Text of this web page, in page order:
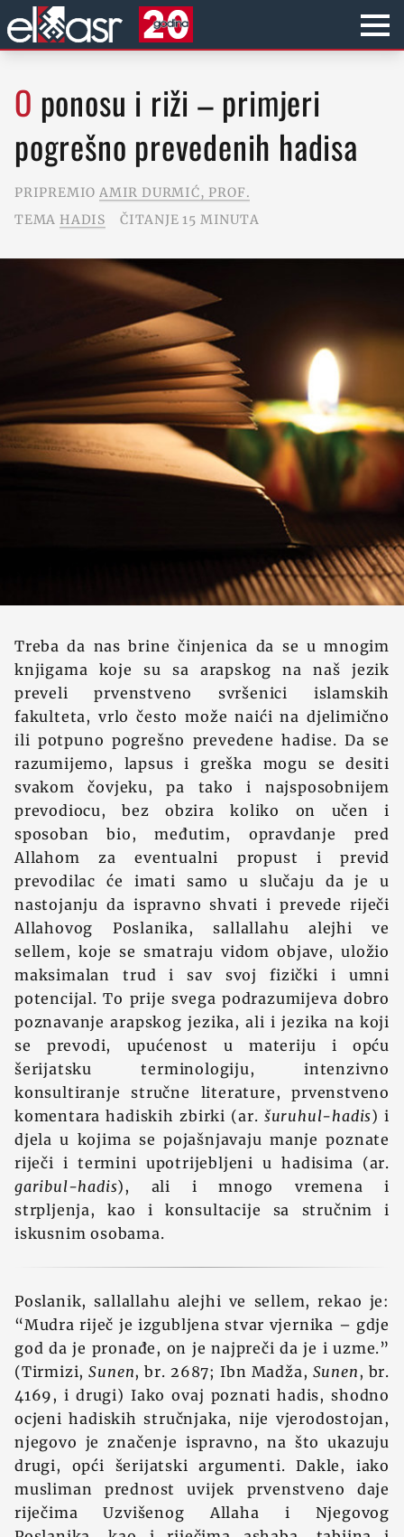
O ponosu i riži – primjeri
pogrešno prevedenih hadisa
PRIPREMIO AMIR DURMIĆ, PROF.
TEMA HADIS ČITANJE 15 MINUTA
Treba da nas brine činjenica da se u mnogim
knjigama koje su sa arapskog na naš jezik
preveli prvenstveno svršenici islamskih
fakulteta, vrlo često može naići na djelimično
ili potpuno pogrešno prevedene hadise. Da se
razumijemo, lapsus i greška mogu se desiti
svakom čovjeku, pa tako i najsposobnijem
prevodiocu, bez obzira koliko on učen i
sposoban bio, međutim, opravdanje pred
Allahom za eventualni propust i previd
prevodilac će imati samo u slučaju da je u
nastojanju da ispravno shvati i prevede riječi
Allahovog Poslanika, sallallahu alejhi ve
sellem, koje se smatraju vidom objave, uložio
maksimalan trud i sav svoj fizički i umni
potencijal. To prije svega podrazumijeva dobro
poznavanje arapskog jezika, ali i jezika na koji
se prevodi, upućenost u materiju i opću
šerijatsku terminologiju, intenzivno
konsultiranje stručne literature, prvenstveno
komentara hadiskih zbirki (ar. šuruhul-hadis) i
djela u kojima se pojašnjavaju manje poznate
riječi i termini upotrijebljeni u hadisima (ar.
garibul-hadis), ali i mnogo vremena i
strpljenja, kao i konsultacije sa stručnim i
iskusnim osobama.
Poslanik, sallallahu alejhi ve sellem, rekao je:
“Mudra riječ je izgubljena stvar vjernika – gdje
god da je pronađe, on je najpreči da je i uzme.”
(Tirmizi,Sunen, br. 2687; Ibn Madža, Sunen, br.
4169, i drugi) Iako ovaj poznati hadis, shodno
ocjeni hadiskih stručnjaka, nije vjerodostojan,
njegovo je značenje ispravno, na što ukazuju
drugi, opći šerijatski argumenti. Dakle, iako
musliman prednost uvijek prvenstveno daje
riječima Uzvišenog Allaha i Njegovog